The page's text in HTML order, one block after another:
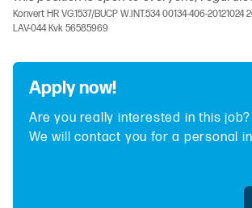
Konvert HR VG.1537/BUCP W.INT.534 00134-406-20121024
LAV-044 Kvk 56585969
Apply now!
Are you really interested in this
We will contact you for a personal